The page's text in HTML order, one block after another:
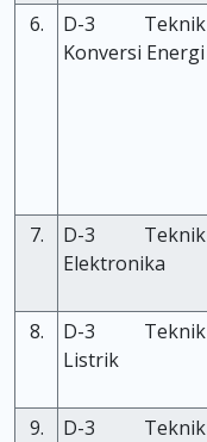
6.
D-3 Teknik
Konversi Energi
7.
D-3 Teknik
Elektronika
8.
D-3 Teknik
Listrik
9.
D-3 Teknik